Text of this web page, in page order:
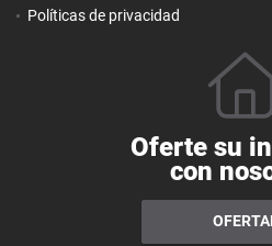
Políticas de privacidad
Oferte su
con